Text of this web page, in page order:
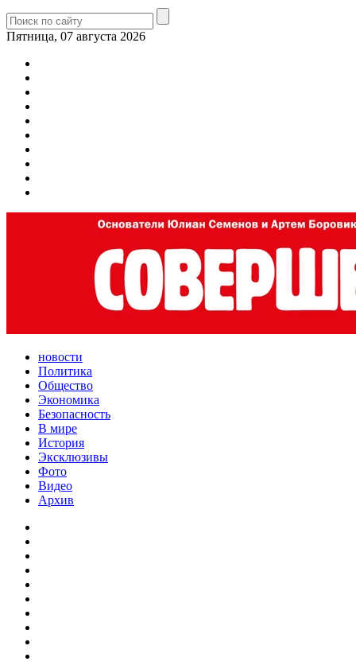
Пятница, 07 августа 2026
новости
Политика
Общество
Экономика
Безопасность
В мире
История
Эксклюзивы
Фото
Видео
Архив